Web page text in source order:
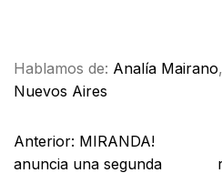
Hablamos de: Analía Mairano,
Nuevos Aires
Anterior: MIRANDA!
anuncia una segunda